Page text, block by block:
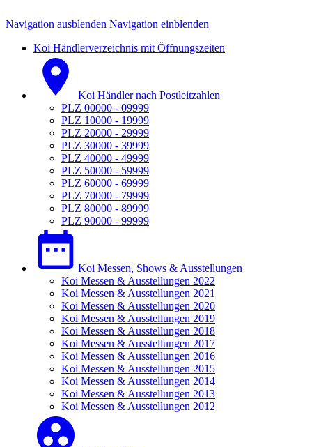
Navigation ausblenden Navigation einblenden
Koi Händlerverzeichnis mit Öffnungszeiten
Koi Händler nach Postleitzahlen
PLZ 00000 - 09999
PLZ 10000 - 19999
PLZ 20000 - 29999
PLZ 30000 - 39999
PLZ 40000 - 49999
PLZ 50000 - 59999
PLZ 60000 - 69999
PLZ 70000 - 79999
PLZ 80000 - 89999
PLZ 90000 - 99999
Koi Messen, Shows & Ausstellungen
Koi Messen & Ausstellungen 2022
Koi Messen & Ausstellungen 2021
Koi Messen & Ausstellungen 2020
Koi Messen & Ausstellungen 2019
Koi Messen & Ausstellungen 2018
Koi Messen & Ausstellungen 2017
Koi Messen & Ausstellungen 2016
Koi Messen & Ausstellungen 2015
Koi Messen & Ausstellungen 2014
Koi Messen & Ausstellungen 2013
Koi Messen & Ausstellungen 2012